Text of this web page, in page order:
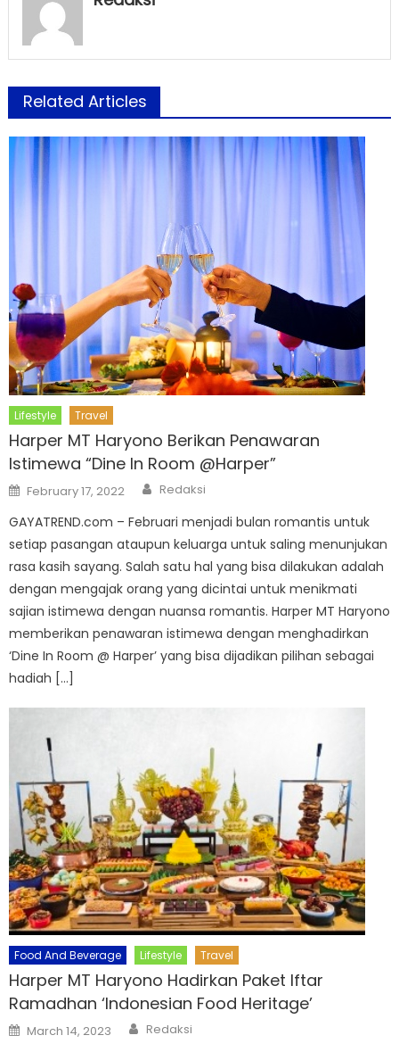
Related Articles
Lifestyle Travel
Harper MT Haryono Berikan Penawaran
Istimewa “Dine In Room @Harper”
Posted
on
February 17, 2022 Author
Redaksi
GAYATREND.com – Februari menjadi bulan romantis untuk
setiap pasangan ataupun keluarga untuk saling menunjukan
rasa kasih sayang. Salah satu hal yang bisa dilakukan adalah
dengan mengajak orang yang dicintai untuk menikmati
sajian istimewa dengan nuansa romantis. Harper MT Haryono
memberikan penawaran istimewa dengan menghadirkan
‘Dine In Room @ Harper’ yang bisa dijadikan pilihan sebagai
hadiah […]
Food And Beverage Lifestyle Travel
Harper MT Haryono Hadirkan Paket Iftar
Ramadhan ‘Indonesian Food Heritage’
Posted
on
March 14, 2023 Author
Redaksi